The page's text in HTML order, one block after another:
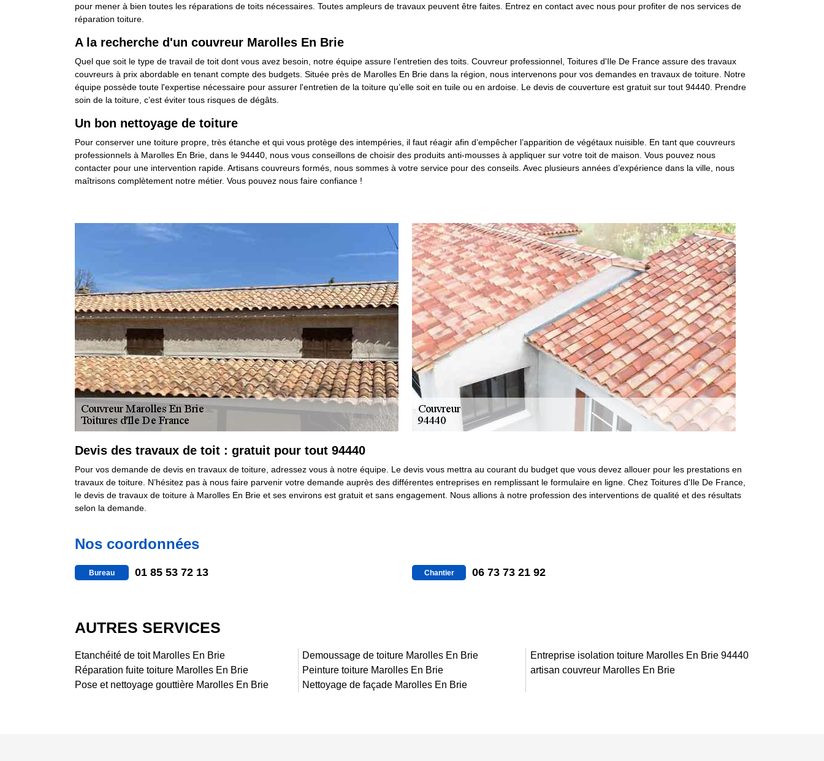
pour mener à bien toutes les réparations de toits nécessaires. Toutes ampleurs de travaux peuvent être faites. Entrez en contact avec nous pour profiter de nos services de
réparation toiture.
A la recherche d'un couvreur Marolles En Brie
Quel que soit le type de travail de toit dont vous avez besoin, notre équipe assure l’entretien des toits. Couvreur professionnel, Toitures d'Ile De France assure des travaux
couvreurs à prix abordable en tenant compte des budgets. Située près de Marolles En Brie dans la région, nous intervenons pour vos demandes en travaux de toiture. Notre
équipe possède toute l'expertise nécessaire pour assurer l'entretien de la toiture qu’elle soit en tuile ou en ardoise. Le devis de couverture est gratuit sur tout 94440. Prendre
soin de la toiture, c’est éviter tous risques de dégâts.
Un bon nettoyage de toiture
Pour conserver une toiture propre, très étanche et qui vous protège des intempéries, il faut réagir afin d’empêcher l’apparition de végétaux nuisible. En tant que couvreurs
professionnels à Marolles En Brie, dans le 94440, nous vous conseillons de choisir des produits anti-mousses à appliquer sur votre toit de maison. Vous pouvez nous
contacter pour une intervention rapide. Artisans couvreurs formés, nous sommes à votre service pour des conseils. Avec plusieurs années d’expérience dans la ville, nous
maîtrisons complètement notre métier. Vous pouvez nous faire confiance !
Devis des travaux de toit : gratuit pour tout 94440
Pour vos demande de devis en travaux de toiture, adressez vous à notre équipe. Le devis vous mettra au courant du budget que vous devez allouer pour les prestations en
travaux de toiture. N’hésitez pas à nous faire parvenir votre demande auprès des différentes entreprises en remplissant le formulaire en ligne. Chez Toitures d'Ile De France,
le devis de travaux de toiture à Marolles En Brie et ses environs est gratuit et sans engagement. Nous allions à notre profession des interventions de qualité et des résultats
selon la demande.
Nos coordonnées
Bureau 01 85 53 72 13 Chantier 06 73 73 21 92
AUTRES SERVICES
Etanchéité de toit Marolles En Brie
Réparation fuite toiture Marolles En Brie
Pose et nettoyage gouttière Marolles En Brie
Demoussage de toiture Marolles En Brie
Peinture toiture Marolles En Brie
Nettoyage de façade Marolles En Brie
Entreprise isolation toiture Marolles En Brie 94440
artisan couvreur Marolles En Brie